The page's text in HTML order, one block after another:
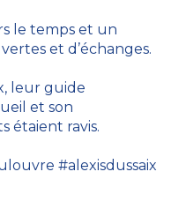
le temps et un
et d’échanges.
leur guide
et son
étaient ravis.
#alexisdussaix